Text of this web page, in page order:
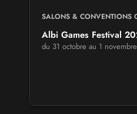
SALONS & CONVENTIONS
Albi Games Festival
du 31 octobre au 1
Virtual Calais - salon
numériques 2026